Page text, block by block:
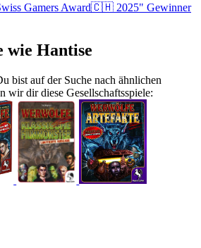
Gamers Award🇨🇭 2025" Gewinner
wie Hantise
bist auf der Suche nach ähnlichen
wir dir diese Gesellschaftsspiele: